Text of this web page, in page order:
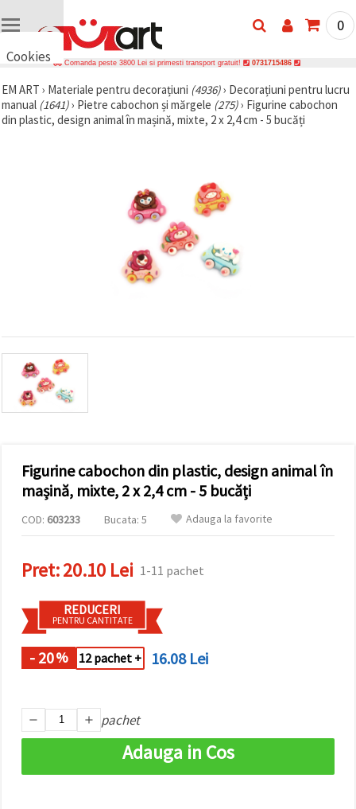
Cookies
vrem să vă
oferim
câteva
cookie -uri.
vizitele.
Puteți fi de
acord să
utilizați
toate
site!" Sau să
vă indicați
preferințele
selectând
făcând clic
pe butonul
Аcceptati
toate!
0
Comanda peste 3800 Lei si primesti transport gratuit! 0731715486
EM ART › Materiale pentru decorațiuni (4936)› Decorațiuni pentru lucru
manual (1641)› Pietre cabochon și mărgele (275)› Figurine cabochon
din plastic, design animal în mașină, mixte, 2 x 2,4 cm - 5 bucăți
Figurine cabochon din plastic, design animal în
mașină, mixte, 2 x 2,4 cm - 5 bucăți
COD: 603233 Bucata: 5 Adauga la favorite
Pret:20.10 Lei 1-11 pachet
REDUCERI
PENTRU CANTITATE
- 20% 12 pachet + 16.08 Lei
pachet
Adauga in Cos